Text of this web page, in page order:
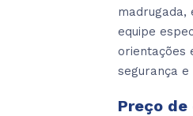
madrugada,
equipe
orientações
segurança
Preço de